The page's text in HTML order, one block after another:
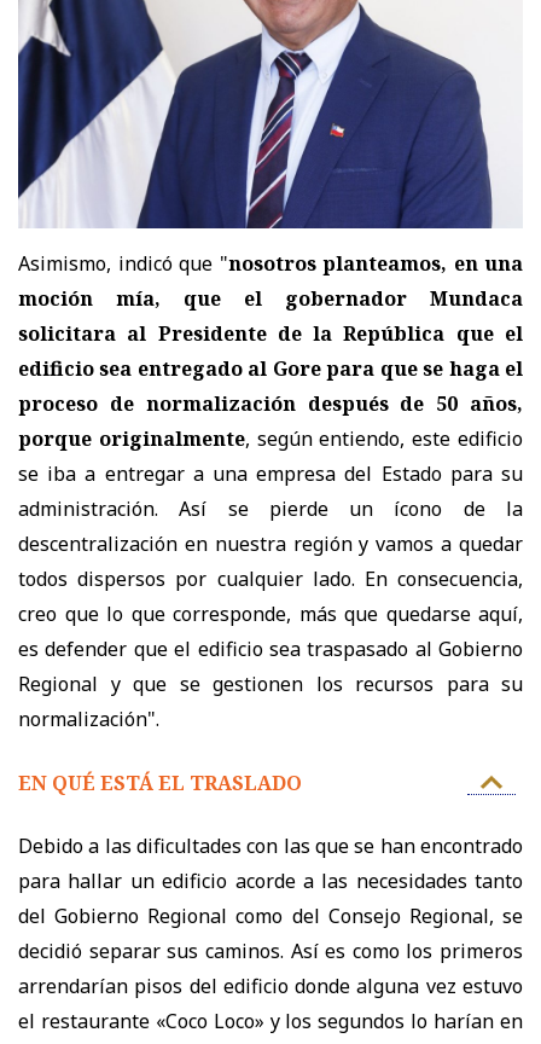
Asimismo, indicó que "nosotros planteamos, en una
moción mía, que el gobernador Mundaca
solicitara al Presidente de la República que el
edificio sea entregado al Gore para que se haga el
proceso de normalización después de 50 años,
porque originalmente, según entiendo, este edificio
se iba a entregar a una empresa del Estado para su
administración. Así se pierde un ícono de la
descentralización en nuestra región y vamos a quedar
todos dispersos por cualquier lado. En consecuencia,
creo que lo que corresponde, más que quedarse aquí,
es defender que el edificio sea traspasado al Gobierno
Regional y que se gestionen los recursos para su
normalización".
EN QUÉ ESTÁ EL TRASLADO
Debido a las dificultades con las que se han encontrado
para hallar un edificio acorde a las necesidades tanto
del Gobierno Regional como del Consejo Regional, se
decidió separar sus caminos. Así es como los primeros
arrendarían pisos del edificio donde alguna vez estuvo
el restaurante «Coco Loco» y los segundos lo harían en